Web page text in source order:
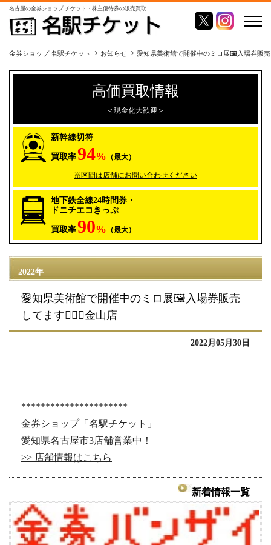
名古屋の金券ショップ チケット・株主優待券の販売買取
金券ショップ 名駅チケット お知らせ 愛知県美術館で開催中のミロ展🖼️入場券販売
2022年
愛知県美術館で開催中のミロ展🖼️入場券販売
してます🙆‍♀️✨金山店
2022月05月30日
**********************
金券ショップ「名駅チケット」
愛知県名古屋市3店舗営業中！
>> 店舗情報はこちら
新着情報一覧
高価買取情報
＜現金化大歓迎＞
新幹線切符
買取率94% （最大）
※区間は店舗にお問い合わせください
地下鉄全線24時間券・
ドニチエコきっぷ
買取率90% （最大）